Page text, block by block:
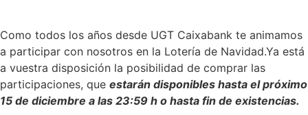
Como todos los años desde UGT Caixabank te animamos
a participar con nosotros en la Lotería de Navidad.Ya está
a vuestra disposición la posibilidad de comprar las
participaciones, que estarán disponibles hasta el próximo
15 de diciembre a las 23:59 h o hasta fin de existencias.